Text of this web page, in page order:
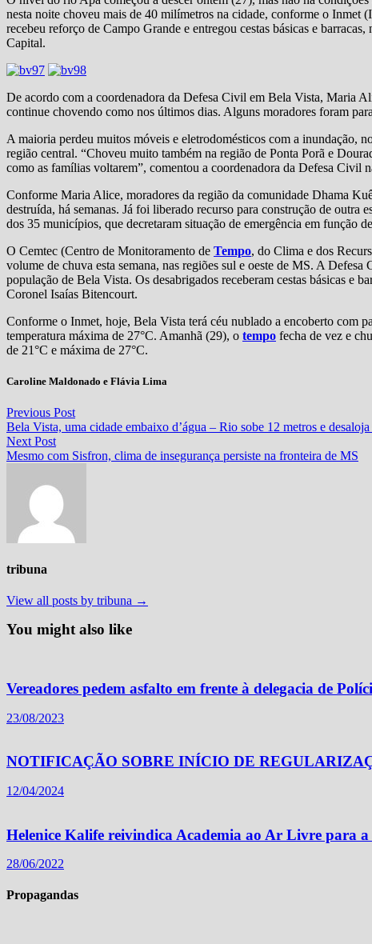
nesta noite choveu mais de 40 milímetros na cidade, conforme o
recebeu reforço de Campo Grande e entregou cestas básicas e
Capital.
De acordo com a coordenadora da Defesa Civil em Bela Vista, Maria
continue chovendo como nos últimos dias. Alguns moradores foram
A maioria perdeu muitos móveis e eletrodomésticos com a inundação,
região central. “Choveu muito também na região de Ponta Porã e
como as famílias voltarem”, comentou a coordenadora da Defesa Civil
Conforme Maria Alice, moradores da região da comunidade Dhama
destruída, há semanas. Já foi liberado recurso para construção de outra
dos 35 municípios, que decretaram situação de emergência em função
O Cemtec (Centro de Monitoramento de Tempo, do Clima e dos
volume de chuva esta semana, nas regiões sul e oeste de MS. A
população de Bela Vista. Os desabrigados receberam cestas básicas e
Coronel Isaías Bitencourt.
Conforme o Inmet, hoje, Bela Vista terá céu nublado a encoberto com
temperatura máxima de 27°C. Amanhã (29), o tempo fecha de vez e
de 21°C e máxima de 27°C.
Caroline Maldonado e Flávia Lima
Navegação
de
Post
Previous PostPrevious
post:
Bela Vista, uma cidade embaixo d’água – Rio sobe 12 metros e
Next PostNext
post:
Mesmo com Sisfron, clima de insegurança persiste na fronteira de MS
tribuna
View all posts by tribuna →
You might also like
Vereadores pedem asfalto em frente à delegacia de
23/08/2023
NOTIFICAÇÃO SOBRE INÍCIO DE
12/04/2024
Helenice Kalife reivindica Academia ao Ar Livre para
28/06/2022
Propagandas